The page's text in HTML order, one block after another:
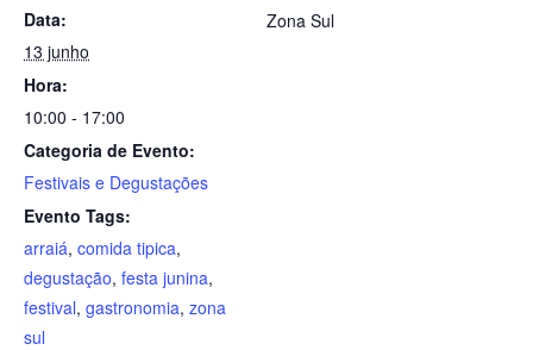
Data:
13 junho
Hora:
10:00 - 17:00
Categoria de Evento:
Festivais e Degustações
Evento Tags:
arraiá, comida tipica,
degustação, festa junina,
festival, gastronomia, zona
sul
Zona Sul